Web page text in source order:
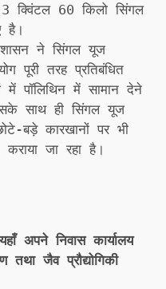
3 क्विंटल 60 किलो सिंगल
है।
ने सिंगल यूज
पूरी तरह प्रतिबंधित
में पॉलिथिन में सामान देने
साथ ही सिंगल यूज
बड़े कारखानों पर भी
कराया जा रहा है।
अपने निवास कार्यालय
जैव प्रौद्योगिकी